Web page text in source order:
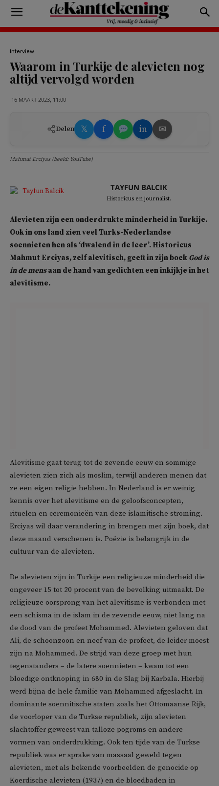
Interview
Waarom in Turkije de alevieten nog
altijd vervolgd worden
16 MAART 2023, 11:00
Delen 𝕏 f in ✉
Mahmut Erciyas (beeld: YouTube)
TAYFUN BALCIK
Historicus en journalist.
Alevieten zijn een onderdrukte minderheid in Turkije.
Ook in ons land zien veel Turks-Nederlandse
soennieten hen als ‘dwalend in de leer’. Historicus
Mahmut Erciyas, zelf alevitisch, geeft in zijn boek God is
in de mensaan de hand van gedichten een inkijkje in het
alevitisme.
Alevitisme gaat terug tot de zevende eeuw en sommige
alevieten zien zich als moslim, terwijl anderen menen dat
ze een eigen religie hebben. In Nederland is er weinig
kennis over het alevitisme en de geloofsconcepten,
rituelen en ceremonieën van deze islamitische stroming.
Erciyas wil daar verandering in brengen met zijn boek, dat
deze maand verschenen is. Poëzie is belangrijk in de
cultuur van de alevieten.
De alevieten zijn in Turkije een religieuze minderheid die
ongeveer 15 tot 20 procent van de bevolking uitmaakt. De
religieuze oorsprong van het alevitisme is verbonden met
een schisma in de islam in de zevende eeuw, niet lang na
de dood van de profeet Mohammed. Alevieten geloven dat
Ali, de schoonzoon en neef van de profeet, de leider moest
zijn na Mohammed. De strijd van deze groep met hun
tegenstanders – de latere soennieten – kwam tot een
bloedige ontknoping in 680 in de Slag bij Karbala. Hierbij
werd bijna de hele familie van Mohammed afgeslacht. In
dominante soennitische staten zoals het Ottomaanse Rijk,
de voorloper van de Turkse republiek, zijn alevieten
slachtoffer geweest van talloze pogroms en andere
vormen van onderdrukking. Ook ten tijde van de Turkse
republiek was er sprake van massaal geweld tegen
alevieten, met als bekende voorbeelden de genocide op
Koerdische alevieten (1937) en de bloedbaden in